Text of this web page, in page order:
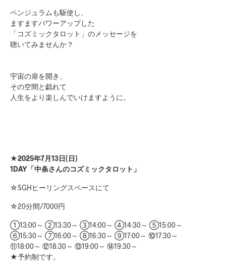
ペンジュラムも駆使し、
ますますパワーアップした
「コズミックタロット」のメッセージを
聴いてみませんか？
宇宙の扉を開き、
その空間と戯れて
人生をより楽しんでいけますように。
★2025年7月13日(日)
1DAY「中条さんのコズミックタロット」
☆SGHヒーリングスペースにて
☆20分間/7000円
①13:00～ ②13:30～ ③14:00～ ④14:30～ ⑤15:00～
⑥15:30～ ⑦16:00～ ⑧16:30～ ⑨17:00～ ⑩17:30～
⑪18:00～ ⑫18:30～ ⑬19:00～ ⑭19:30～
★予約制です。